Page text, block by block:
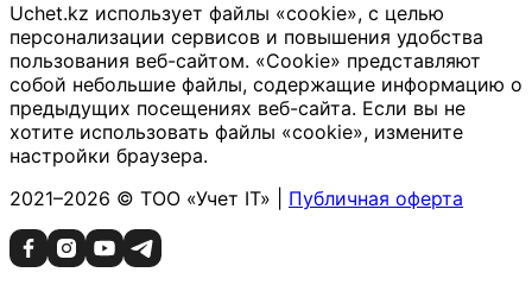
Uchet.kz использует файлы «cookie», с целью
персонализации сервисов и повышения удобства
пользования веб-сайтом. «Cookie» представляют
собой небольшие файлы, содержащие информацию о
предыдущих посещениях веб-сайта. Если вы не
хотите использовать файлы «cookie», измените
настройки браузера.
2021–2026 © ТОО «Учет IT» | Публичная оферта